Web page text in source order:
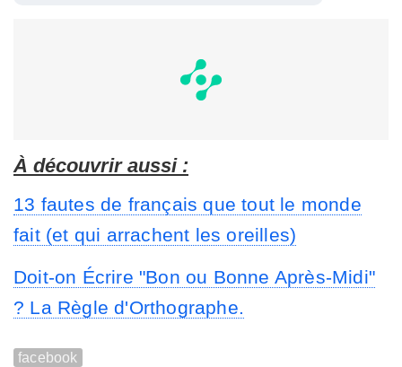
À découvrir aussi :
13 fautes de français que tout le monde
fait (et qui arrachent les oreilles)
Doit-on Écrire "Bon ou Bonne Après-Midi"
? La Règle d'Orthographe.
facebook